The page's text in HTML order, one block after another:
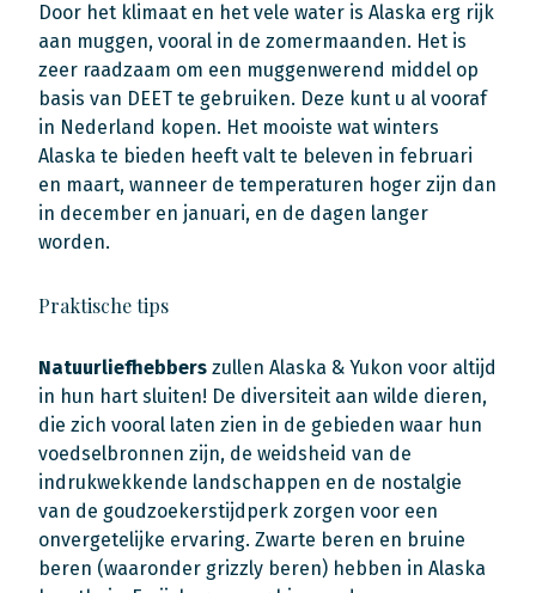
Door het klimaat en het vele water is Alaska erg rijk
aan muggen, vooral in de zomermaanden. Het is
zeer raadzaam om een muggenwerend middel op
basis van DEET te gebruiken. Deze kunt u al vooraf
in Nederland kopen. Het mooiste wat winters
Alaska te bieden heeft valt te beleven in februari
en maart, wanneer de temperaturen hoger zijn dan
in december en januari, en de dagen langer
worden.
Praktische tips
Natuurliefhebbers zullen Alaska & Yukon voor altijd
in hun hart sluiten! De diversiteit aan wilde dieren,
die zich vooral laten zien in de gebieden waar hun
voedselbronnen zijn, de weidsheid van de
indrukwekkende landschappen en de nostalgie
van de goudzoekerstijdperk zorgen voor een
onvergetelijke ervaring. Zwarte beren en bruine
beren (waaronder grizzly beren) hebben in Alaska